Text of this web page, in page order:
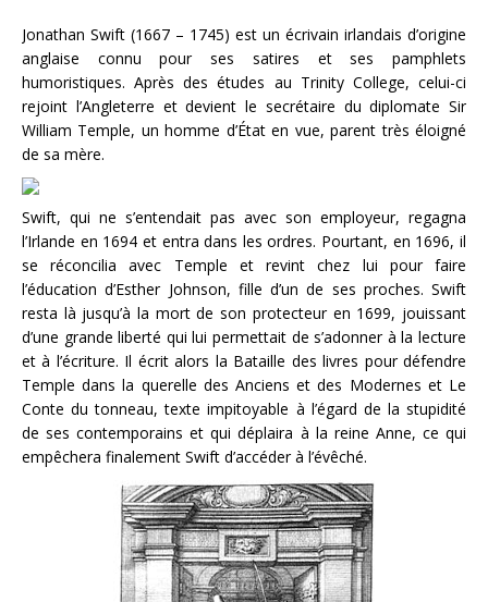
Jonathan Swift (1667 – 1745) est un écrivain irlandais d’origine
anglaise connu pour ses satires et ses pamphlets
humoristiques. Après des études au Trinity College, celui-ci
rejoint l’Angleterre et devient le secrétaire du diplomate Sir
William Temple, un homme d’État en vue, parent très éloigné
de sa mère.
Swift, qui ne s’entendait pas avec son employeur, regagna
l’Irlande en 1694 et entra dans les ordres. Pourtant, en 1696, il
se réconcilia avec Temple et revint chez lui pour faire
l’éducation d’Esther Johnson, fille d’un de ses proches. Swift
resta là jusqu’à la mort de son protecteur en 1699, jouissant
d’une grande liberté qui lui permettait de s’adonner à la lecture
et à l’écriture. Il écrit alors la Bataille des livres pour défendre
Temple dans la querelle des Anciens et des Modernes et Le
Conte du tonneau, texte impitoyable à l’égard de la stupidité
de ses contemporains et qui déplaira à la reine Anne, ce qui
empêchera finalement Swift d’accéder à l’évêché.